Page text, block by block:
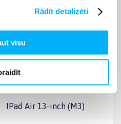
Rādīt detalizēti
visu
Bezvadu
iPad Air 13-inch (M3)